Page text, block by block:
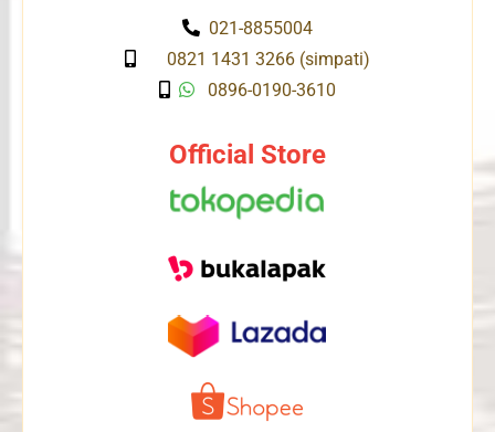
021-8855004
0821 1431 3266 (simpati)
0896-0190-3610
Official Store